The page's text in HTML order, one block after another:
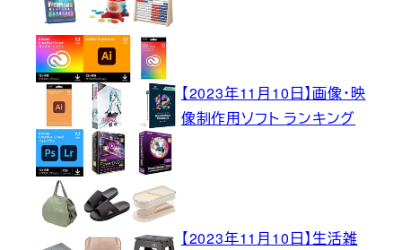
【2023年11月10日】画像・映
像制作用ソフト ランキング
【2023年11月10日】生活雑